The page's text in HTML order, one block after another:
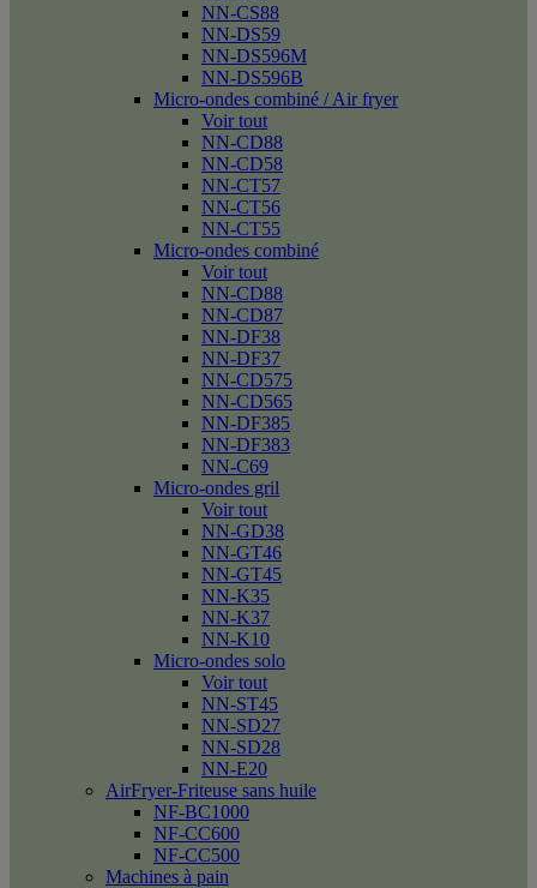
NN-CS88
NN-DS59
NN-DS596M
NN-DS596B
Micro-ondes combiné / Air fryer
Voir tout
NN-CD88
NN-CD58
NN-CT57
NN-CT56
NN-CT55
Micro-ondes combiné
Voir tout
NN-CD88
NN-CD87
NN-DF38
NN-DF37
NN-CD575
NN-CD565
NN-DF385
NN-DF383
NN-C69
Micro-ondes gril
Voir tout
NN-GD38
NN-GT46
NN-GT45
NN-K35
NN-K37
NN-K10
Micro-ondes solo
Voir tout
NN-ST45
NN-SD27
NN-SD28
NN-E20
AirFryer-Friteuse sans huile
NF-BC1000
NF-CC600
NF-CC500
Machines à pain